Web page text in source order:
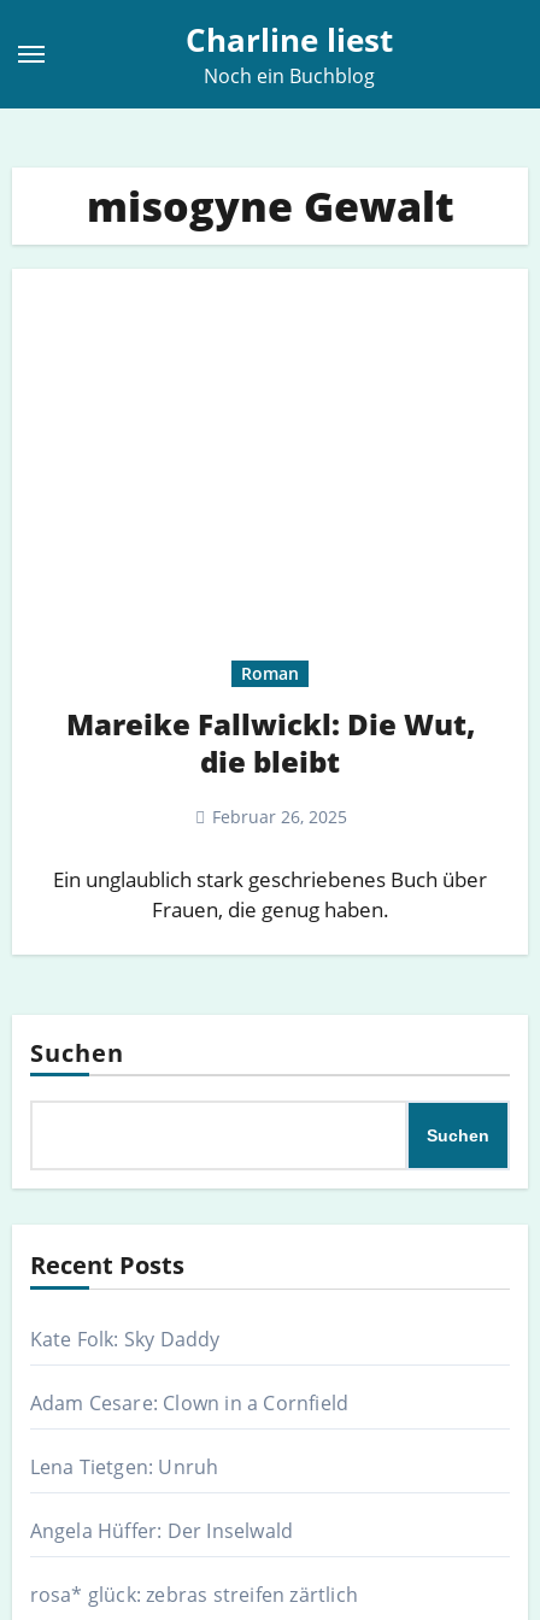
Inhalt
Charline liest
Noch ein Buchblog
misogyne Gewalt
Roman
Mareike Fallwickl: Die Wut,
die bleibt
Februar 26, 2025
Ein unglaublich stark geschriebenes Buch über
Frauen, die genug haben.
Suchen
Suchen
Recent Posts
Kate Folk: Sky Daddy
Adam Cesare: Clown in a Cornfield
Lena Tietgen: Unruh
Angela Hüffer: Der Inselwald
rosa* glück: zebras streifen zärtlich